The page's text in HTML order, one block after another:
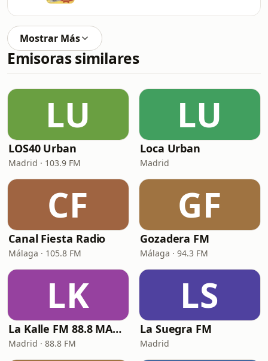
Mostrar Más
Emisoras similares
LU
LOS40 Urban
Madrid · 103.9 FM
LU
Loca Urban
Madrid
CF
Canal Fiesta Radio
Málaga · 105.8 FM
GF
Gozadera FM
Málaga · 94.3 FM
LK
La Kalle FM 88.8 MADRID
Madrid · 88.8 FM
LS
La Suegra FM
Madrid